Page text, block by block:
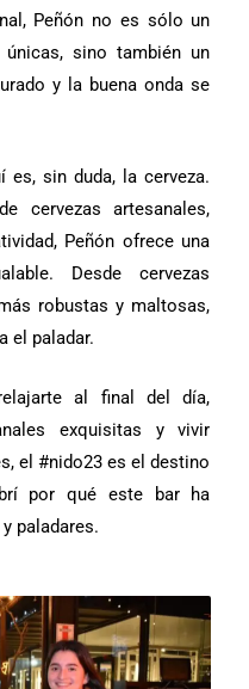
Peñón no es sólo un
únicas, sino también un
y la buena onda se
es, sin duda, la cerveza.
cervezas artesanales,
Peñón ofrece una
Desde cervezas
robustas y maltosas,
el paladar.
al final del día,
exquisitas y vivir
el #nido23 es el destino
por qué este bar ha
paladares.